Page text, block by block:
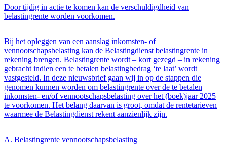
Door tijdig in actie te komen kan de verschuldigdheid van
belastingrente worden voorkomen.
Bij het opleggen van een aanslag inkomsten- of
vennootschapsbelasting kan de Belastingdienst belastingrente in
rekening brengen. Belastingrente wordt – kort gezegd – in rekening
gebracht indien een te betalen belastingbedrag ‘te laat’ wordt
vastgesteld. In deze nieuwsbrief gaan wij in op de stappen die
genomen kunnen worden om belastingrente over de te betalen
inkomsten- en/of vennootschapsbelasting over het (boek)jaar 2025
te voorkomen. Het belang daarvan is groot, omdat de rentetarieven
waarmee de Belastingdienst rekent aanzienlijk zijn.
A. Belastingrente vennootschapsbelasting